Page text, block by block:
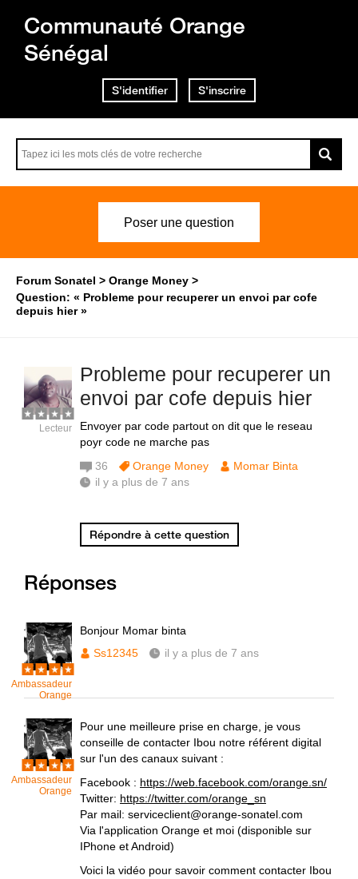
Communauté Orange
Sénégal
S'identifier S'inscrire
Poser une question
Forum Sonatel
Orange Money
Question: « Probleme pour recuperer un envoi par cofe
depuis hier »
Probleme pour recuperer un
envoi par cofe depuis hier
Envoyer par code partout on dit que le reseau
poyr code ne marche pas
Lecteur
36 Orange Money
Momar Binta
il y a plus de 7 ans
Répondre à cette question
Réponses
Ambassadeur
Orange
Bonjour Momar binta
Ss12345
il y a plus de 7 ans
Ambassadeur
Orange
Pour une meilleure prise en charge, je vous
conseille de contacter Ibou notre référent digital
sur l'un des canaux suivant :
Facebook : https://web.facebook.com/orange.sn/
Twitter: https://twitter.com/orange_sn
Par mail: serviceclient@orange-sonatel.com
Via l'application Orange et moi (disponible sur
IPhone et Android)
Voici la vidéo pour savoir comment contacter Ibou